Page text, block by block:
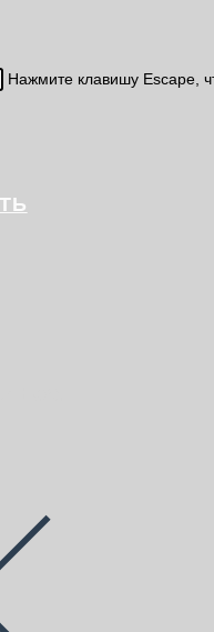
Нажмите клавишу Escape,